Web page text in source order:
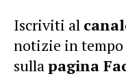
Iscriviti al
notizie in tempo
sullapagina